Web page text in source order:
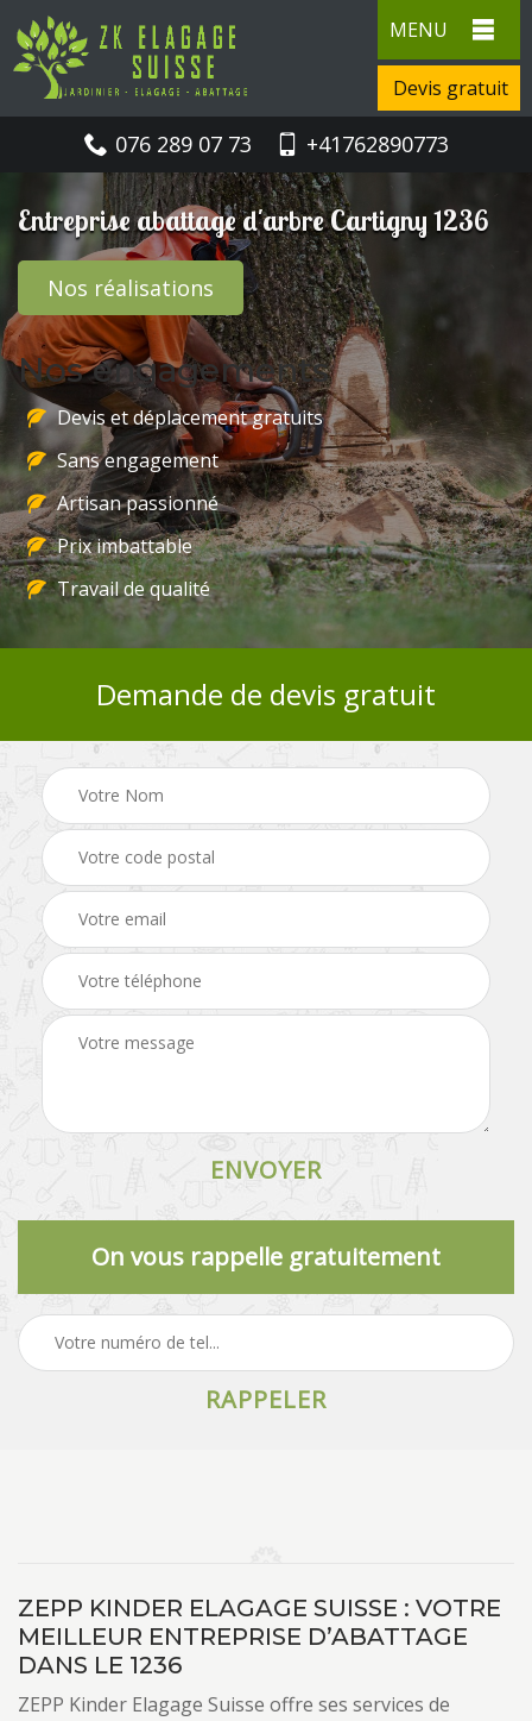
MENU
Devis gratuit
076 289 07 73 +41762890773
Entreprise abattage d'arbre Cartigny 1236
Nos réalisations
Nos engagements
Devis et déplacement gratuits
Sans engagement
Artisan passionné
Prix imbattable
Travail de qualité
Demande de devis gratuit
On vous rappelle gratuitement
ZEPP KINDER ELAGAGE SUISSE : VOTRE
MEILLEUR ENTREPRISE D’ABATTAGE
DANS LE 1236
ZEPP Kinder Elagage Suisse offre ses services de